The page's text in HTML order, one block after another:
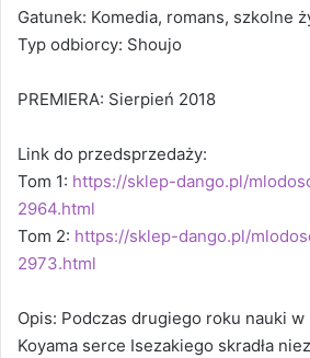
Gatunek: Komedia, romans, szkolne
Typ odbiorcy: Shoujo
PREMIERA: Sierpień 2018
Link do przedsprzedaży:
Tom 1: https://sklep-dango.pl/
2964.html
Tom 2: https://sklep-dango.pl/
2973.html
Opis: Podczas drugiego roku nauki
Koyama serce Isezakiego skradła